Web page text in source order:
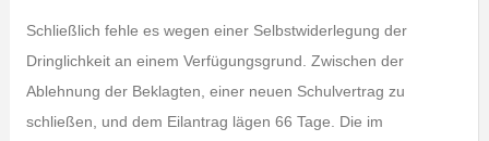
Schließlich fehle es wegen einer Selbstwiderlegung der
Dringlichkeit an einem Verfügungsgrund. Zwischen der
Ablehnung der Beklagten, einer neuen Schulvertrag zu
schließen, und dem Eilantrag lägen 66 Tage. Die im